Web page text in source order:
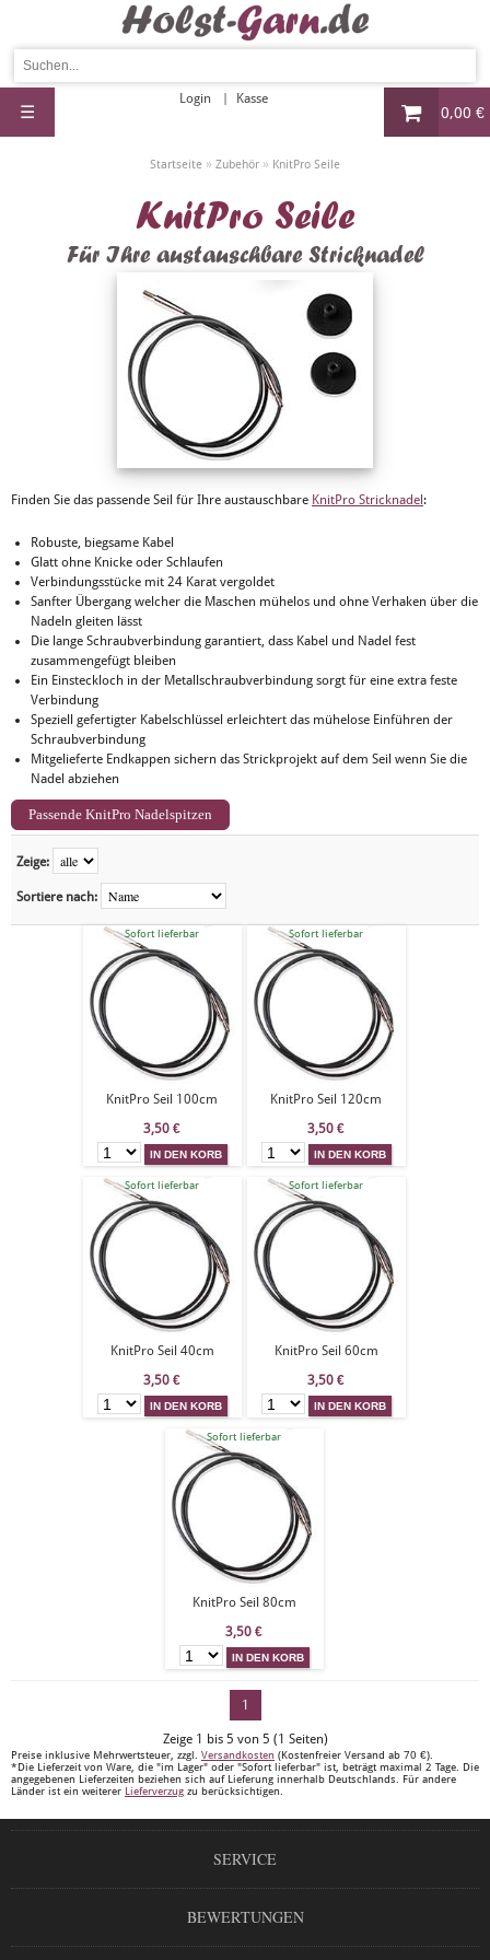
0,00 €
Login Kasse
☰
Startseite » Zubehör » KnitPro Seile
KnitPro Seile
Für Ihre austauschbare Stricknadel
Finden Sie das passende Seil für Ihre austauschbare KnitPro Stricknadel :
Robuste, biegsame Kabel
Glatt ohne Knicke oder Schlaufen
Verbindungsstücke mit 24 Karat vergoldet
Sanfter Übergang welcher die Maschen mühelos und ohne Verhaken über die
Nadeln gleiten lässt
Die lange Schraubverbindung garantiert, dass Kabel und Nadel fest
zusammengefügt bleiben
Ein Einsteckloch in der Metallschraubverbindung sorgt für eine extra feste
Verbindung
Speziell gefertigter Kabelschlüssel erleichtert das mühelose Einführen der
Schraubverbindung
Mitgelieferte Endkappen sichern das Strickprojekt auf dem Seil wenn Sie die
Nadel abziehen
Passende KnitPro Nadelspitzen
Zeige:
Sortiere nach:
Sofort lieferbar
KnitPro Seil 100cm
3,50 €
Sofort lieferbar
KnitPro Seil 120cm
3,50 €
Sofort lieferbar
KnitPro Seil 40cm
3,50 €
Sofort lieferbar
KnitPro Seil 60cm
3,50 €
Sofort lieferbar
KnitPro Seil 80cm
3,50 €
1
Zeige 1 bis 5 von 5 (1 Seiten)
Preise inklusive Mehrwertsteuer, zzgl. Versandkosten (Kostenfreier Versand ab 70 €).
*Die Lieferzeit von Ware, die "im Lager" oder "Sofort lieferbar" ist, beträgt maximal 2 Tage. Die
angegebenen Lieferzeiten beziehen sich auf Lieferung innerhalb Deutschlands. Für andere
Länder ist ein weiterer Lieferverzug zu berücksichtigen.
SERVICE
BEWERTUNGEN